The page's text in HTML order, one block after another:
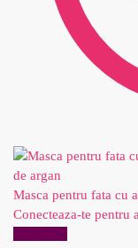
Masca pentru fata cu
Conecteaza-te pentru